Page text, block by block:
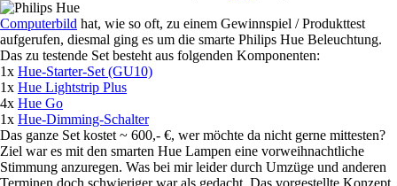
Computerbild hat, wie so oft, zu einem Gewinnspiel / Produkttest
aufgerufen, diesmal ging es um die smarte Philips Hue Beleuchtung.
Das zu testende Set besteht aus folgenden Komponenten:
1x Hue-Starter-Set (GU10)
1x Hue Lightstrip Plus
4x Hue Go
1x Hue-Dimming-Schalter
Das ganze Set kostet ~ 600,- €, wer möchte da nicht gerne mittesten?
Ziel war es mit den smarten Hue Lampen eine vorweihnachtliche
Stimmung anzuregen. Was bei mir leider durch Umzüge und anderen
Terminen doch schwieriger war als gedacht. Das vorgestellte Konzept